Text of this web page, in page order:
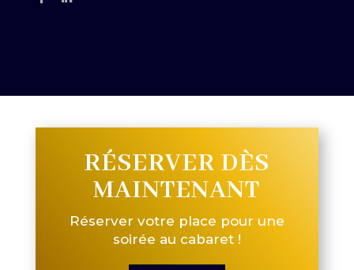
RÉSERVER DÈS
MAINTENANT
Réserver votre place pour une
soirée au cabaret !